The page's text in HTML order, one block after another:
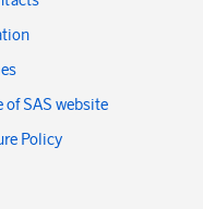
of SAS website
Policy